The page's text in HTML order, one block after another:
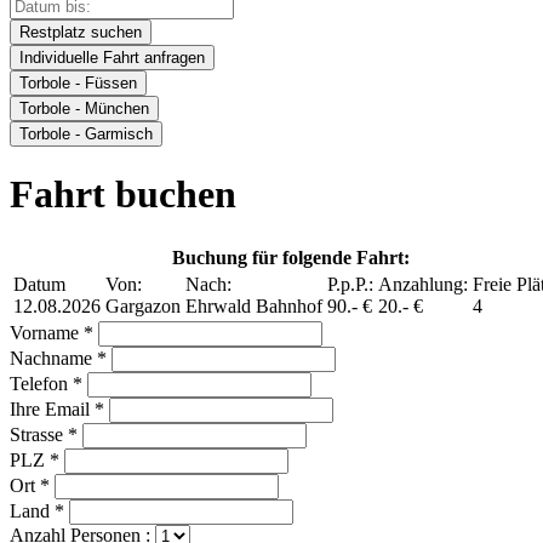
Restplatz suchen
Individuelle Fahrt anfragen
Torbole - Füssen
Torbole - München
Torbole - Garmisch
Fahrt buchen
Buchung für folgende Fahrt:
Datum
12.08.2026
Von:
Gargazon
Nach:
Ehrwald Bahnhof
P.p.P.:
90.- €
Anzahlung:
20.- €
Freie
4
Vorname *
Nachname *
Telefon *
Ihre Email *
Strasse *
PLZ *
Ort *
Land *
Anzahl Personen :